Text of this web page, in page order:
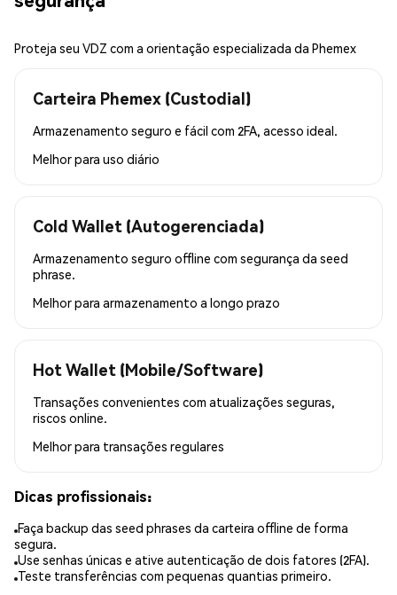
Proteja seu VDZ com a orientação especializada da Phemex
Carteira Phemex (Custodial)
Armazenamento seguro e fácil com 2FA, acesso ideal.
Melhor para uso diário
Cold Wallet (Autogerenciada)
Armazenamento seguro offline com segurança da seed
phrase.
Melhor para armazenamento a longo prazo
Hot Wallet (Mobile/Software)
Transações convenientes com atualizações seguras,
riscos online.
Melhor para transações regulares
Dicas profissionais:
Faça backup das seed phrases da carteira offline de forma
segura.
Use senhas únicas e ative autenticação de dois fatores (2FA).
Teste transferências com pequenas quantias primeiro.